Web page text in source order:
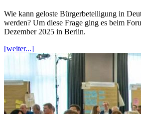
Wie kann geloste Bürgerbeteiligung in
werden? Um diese Frage ging es beim
Dezember 2025 in Berlin.
[weiter...]